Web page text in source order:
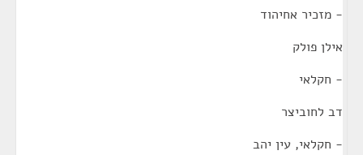
- מזכיר אחיהוד
אילן פולק
- חקלאי
דב לחוביצר
- חקלאי, עין יהב